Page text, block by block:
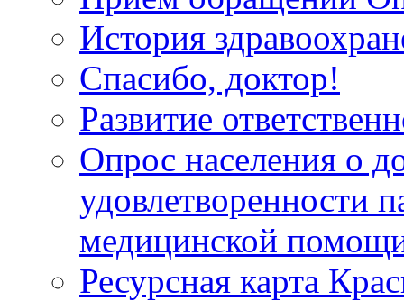
История
Спасибо, доктор!
Развитие
Опрос населения о
удовлетворенности
медицинской
Ресурсная карта